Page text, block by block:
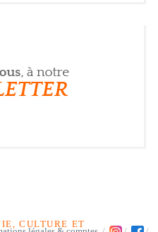
CULTURE ET